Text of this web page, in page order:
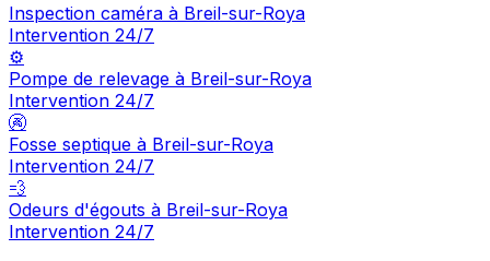
Inspection caméra à Breil-sur-Roya
Intervention 24/7
⚙️
Pompe de relevage à Breil-sur-Roya
Intervention 24/7
🚱
Fosse septique à Breil-sur-Roya
Intervention 24/7
💨
Odeurs d'égouts à Breil-sur-Roya
Intervention 24/7